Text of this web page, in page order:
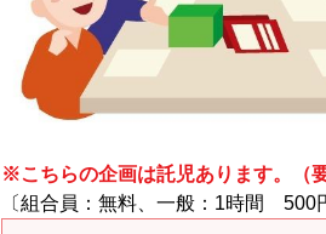
※こちらの企画は託児あります。（
〔組合員：無料、一般：1時間 500